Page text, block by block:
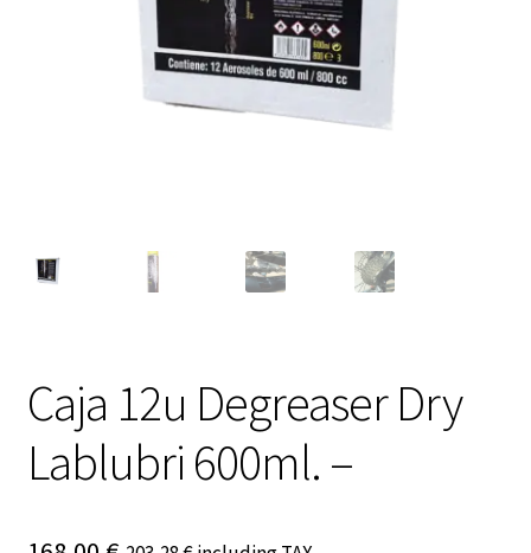
Caja 12u Degreaser Dry
Lablubri 600ml. –